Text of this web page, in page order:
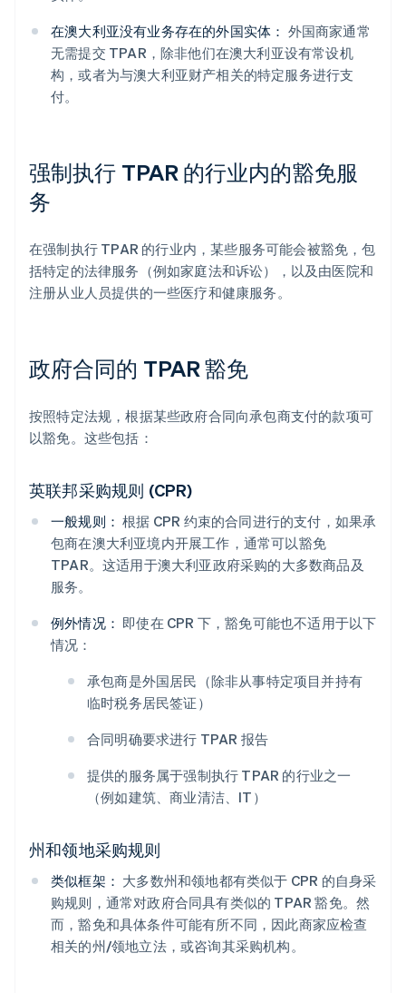
在澳大利亚没有业务存在的外国实体： 外国商家通常
无需提交 TPAR，除非他们在澳大利亚设有常设机
构，或者为与澳大利亚财产相关的特定服务进行支
付。
强制执行 TPAR 的行业内的豁免服
务
在强制执行 TPAR 的行业内，某些服务可能会被豁免，包
括特定的法律服务（例如家庭法和诉讼），以及由医院和
注册从业人员提供的一些医疗和健康服务。
政府合同的 TPAR 豁免
按照特定法规，根据某些政府合同向承包商支付的款项可
以豁免。这些包括：
英联邦采购规则 (CPR)
一般规则： 根据 CPR 约束的合同进行的支付，如果承
包商在澳大利亚境内开展工作，通常可以豁免
TPAR。这适用于澳大利亚政府采购的大多数商品及
服务。
例外情况： 即使在 CPR 下，豁免可能也不适用于以下
情况：
承包商是外国居民（除非从事特定项目并持有
临时税务居民签证）
合同明确要求进行 TPAR 报告
提供的服务属于强制执行 TPAR 的行业之一
（例如建筑、商业清洁、IT）
州和领地采购规则
类似框架： 大多数州和领地都有类似于 CPR 的自身采
购规则，通常对政府合同具有类似的 TPAR 豁免。然
而，豁免和具体条件可能有所不同，因此商家应检查
相关的州/领地立法，或咨询其采购机构。